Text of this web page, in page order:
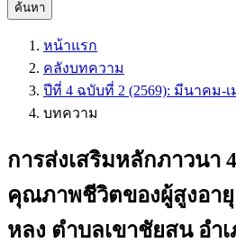
ค้นหา
หน้าแรก
คลังบทความ
ปีที่ 4 ฉบับที่ 2 (2569): มีนาคม-เ
บทความ
การส่งเสริมหลักภาวนา
คุณภาพชีวิตของผู้สูงอา
หลง ตำบลเขาชัยสน อำ